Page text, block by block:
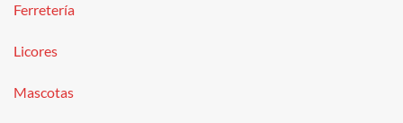
Ferretería
Licores
Mascotas